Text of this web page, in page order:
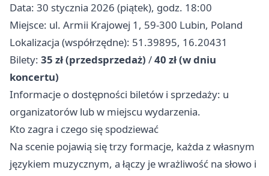
Data: 30 stycznia 2026 (piątek), godz. 18:00
Miejsce: ul. Armii Krajowej 1, 59-300 Lubin, Poland
Lokalizacja (współrzędne): 51.39895, 16.20431
Bilety: 35 zł (przedsprzedaż) /40 zł (w dniu
koncertu)
Informacje o dostępności biletów i sprzedaży: u
organizatorów lub w miejscu wydarzenia.
Kto zagra i czego się spodziewać
Na scenie pojawią się trzy formacje, każda z własnym
językiem muzycznym, a łączy je wrażliwość na słowo i